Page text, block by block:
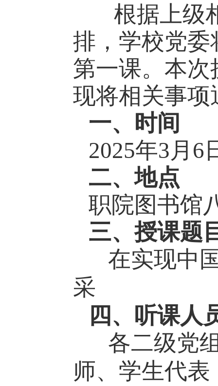
根据上级相
排，学校党
第一课。本
现将相关事项
一、时间
2025年3月6
二、地点
职院图书馆
三、授课题
在实现中
采
四、听课人
各二级党
师、学生代表